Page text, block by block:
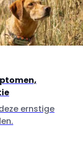
ernstige